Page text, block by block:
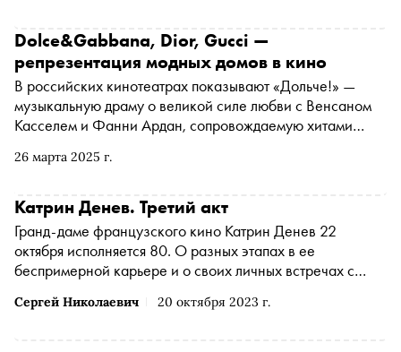
26 марта 2025 г.
Dolce&Gabbana, Dior, Gucci —
репрезентация модных домов в кино
В российских кинотеатрах показывают «Дольче!» —
музыкальную драму о великой силе любви с Венсаном
Касселем и Фанни Ардан, сопровождаемую хитами
Доменико Дольче и Стефано Габбаны. Кинокритик
сериалах, в которых солируют великие модные дома
Сергей Николаевич 20 октября 2023 г.
Катрин Денев. Третий акт
Гранд-даме французского кино Катрин Денев 22
октября исполняется 80. О разных этапах в ее
беспримерной карьере и о своих личных встречах с